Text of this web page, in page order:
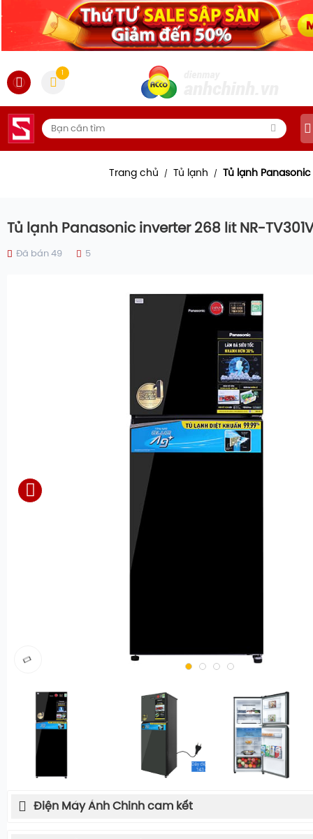
Trang chủ / Tủ lạnh / Tủ lạnh Panasonic
Tủ lạnh Panasonic inverter 268 lít NR-
Đã bán 49 5
Điện Máy Ánh Chinh cam kết